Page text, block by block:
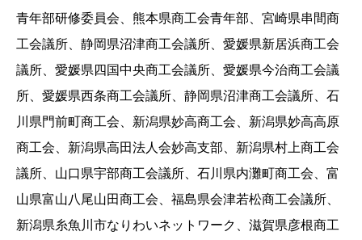
青年部研修委員会、熊本県商工会青年部、宮崎県串間商
工会議所、静岡県沼津商工会議所、愛媛県新居浜商工会
議所、愛媛県四国中央商工会議所、愛媛県今治商工会議
所、愛媛県西条商工会議所、静岡県沼津商工会議所、石
川県門前町商工会、新潟県妙高商工会、新潟県妙高高原
商工会、新潟県高田法人会妙高支部、新潟県村上商工会
議所、山口県宇部商工会議所、石川県内灘町商工会、富
山県富山八尾山田商工会、福島県会津若松商工会議所、
新潟県糸魚川市なりわいネットワーク、滋賀県彦根商工